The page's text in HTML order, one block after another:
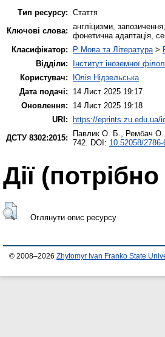
Тип ресурсу: Стаття
Ключові слова: англіцизми,
фонетична адаптація,
Класифікатор:
P Мова та Література >
Відділи:
Інститут іноземної
Користувач:
Юлія Нідзельська
Дата подачі:
14 Лист 2025 19:17
Оновлення:
14 Лист 2025 19:18
URI:
https://eprints.zu.edu.ua/
ДСТУ 8302:2015:
Павлик О. Б. Рембач О.
742. DOI: 10.52058/
Дії
Оглянути опис ресурсу
© 2008–2026 Zhytomyr Ivan Franko State